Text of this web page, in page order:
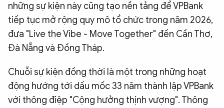
những sự kiện này cũng tạo nền tảng để VPBank
tiếp tục mở rộng quy mô tổ chức trong năm 2026,
đưa "Live the Vibe - Move Together" đến Cần Thơ,
Đà Nẵng và Đồng Tháp.
Chuỗi sự kiện đồng thời là một trong những hoạt
động hướng tới dấu mốc 33 năm thành lập VPBank
với thông điệp "Cộng hưởng thịnh vượng". Thông